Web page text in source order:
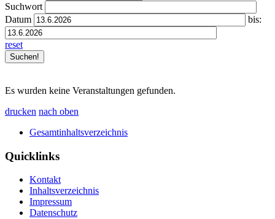
Suchwort
Datum
bis:
reset
Es wurden keine Veranstaltungen gefunden.
drucken nach oben
Gesamtinhaltsverzeichnis
Quicklinks
Kontakt
Inhaltsverzeichnis
Impressum
Datenschutz